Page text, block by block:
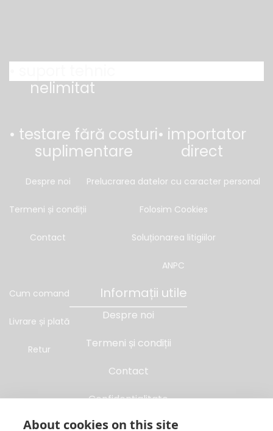
nelimitat
• testare fără costuri
suplimentare
• importator
direct
Despre noi
Termeni și condiții
Contact
Prelucrarea datelor cu caracter personal
Folosim Cookies
Soluționarea litigiilor
ANPC
Cum comand
Livrare și plată
Retur
Informații utile
Despre noi
Termeni și condiții
Contact
Confidențialitate
Folosim Cookies
About cookies on this site